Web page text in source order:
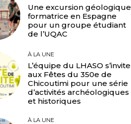
Une excursion géologique
formatrice en Espagne
pour un groupe étudiant
de l’UQAC
À LA UNE
L’équipe du LHASO s’invite
aux Fêtes du 350e de
Chicoutimi pour une série
d’activités archéologiques
et historiques
À LA UNE